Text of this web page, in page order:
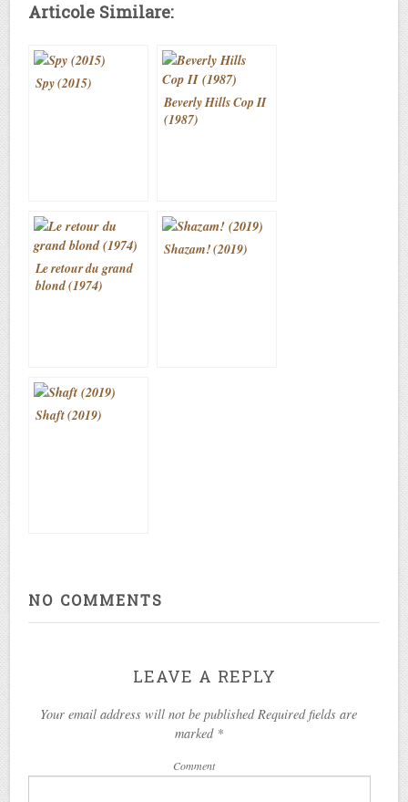
Articole Similare:
Spy (2015)
Beverly Hills Cop II
(1987)
Le retour du grand
blond (1974)
Shazam! (2019)
Shaft (2019)
NO COMMENTS
LEAVE A REPLY
Your email address will not be published Required fields are
marked *
Comment